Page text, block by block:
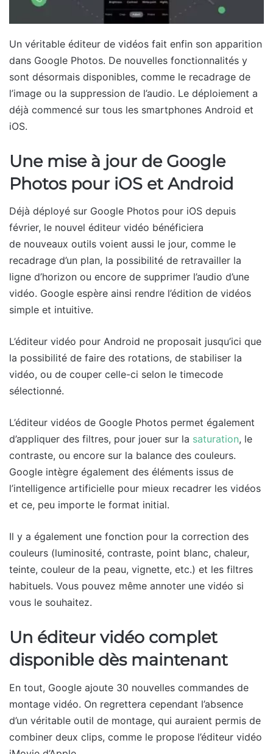
Un véritable éditeur de vidéos fait enfin son apparition
dans Google Photos. De nouvelles fonctionnalités y
sont désormais disponibles, comme le recadrage de
l’image ou la suppression de l’audio. Le déploiement a
déjà commencé sur tous les smartphones Android et
iOS.
Une mise à jour de Google
Photos pour iOS et Android
Déjà déployé sur Google Photos pour iOS depuis
février, le nouvel éditeur vidéo bénéficiera
de nouveaux outils voient aussi le jour, comme le
recadrage d’un plan, la possibilité de retravailler la
ligne d’horizon ou encore de supprimer l’audio d’une
vidéo. Google espère ainsi rendre l’édition de vidéos
simple et intuitive.
L’éditeur vidéo pour Android ne proposait jusqu’ici que
la possibilité de faire des rotations, de stabiliser la
vidéo, ou de couper celle-ci selon le timecode
sélectionné.
L’éditeur vidéos de Google Photos permet également
d’appliquer des filtres, pour jouer sur la saturation, le
contraste, ou encore sur la balance des couleurs.
Google intègre également des éléments issus de
l’intelligence artificielle pour mieux recadrer les vidéos
et ce, peu importe le format initial.
Il y a également une fonction pour la correction des
couleurs (luminosité, contraste, point blanc, chaleur,
teinte, couleur de la peau, vignette, etc.) et les filtres
habituels. Vous pouvez même annoter une vidéo si
vous le souhaitez.
Un éditeur vidéo complet
disponible dès maintenant
En tout, Google ajoute 30 nouvelles commandes de
montage vidéo. On regrettera cependant l’absence
d’un véritable outil de montage, qui auraient permis de
combiner deux clips, comme le propose l’éditeur vidéo